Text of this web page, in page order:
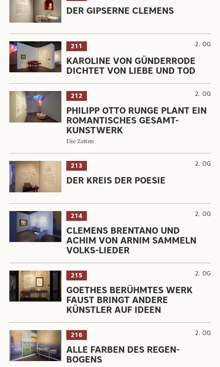
DER GIPSERNE CLEMENS
211 2. OG
KAROLINE VON GÜNDERRODE
DICHTET VON LIEBE UND TOD
212 2. OG
PHILIPP OTTO RUNGE PLANT EIN
ROMANTISCHES GESAMT-
KUNSTWERK
Die Zeiten
213 2. OG
DER KREIS DER POESIE
214 2. OG
CLEMENS BRENTANO UND
ACHIM VON ARNIM SAMMELN
VOLKS-LIEDER
215 2. OG
GOETHES BERÜHMTES WERK
FAUST BRINGT ANDERE
KÜNSTLER AUF IDEEN
216 2. OG
ALLE FARBEN DES REGEN-
BOGENS